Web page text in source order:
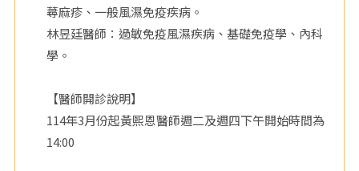
蕁麻疹、一般風濕免疫疾病。
林昱廷醫師：過敏免疫風濕疾病、基礎免疫學、內科
學。
【醫師開診說明】
114年3月份起黃熙恩醫師週二及週四下午開始時間為
14:00